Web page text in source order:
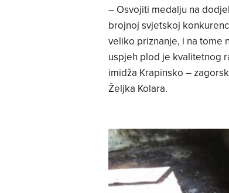
– Osvojiti medalju na
brojnoj svjetskoj
veliko priznanje, i na tome
uspjeh plod je kvalitetnog
imidža Krapinsko –
Željka Kolara.